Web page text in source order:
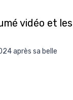
vidéo et les
après sa belle